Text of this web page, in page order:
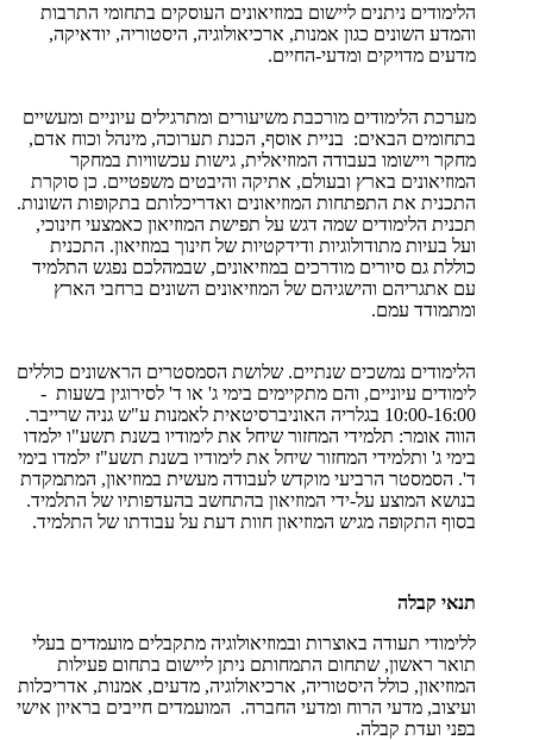
הלימודים ניתנים ליישום במוזיאונים העוסקים בתחומי התרבות
והמדע השונים כגון אמנות, ארכיאולוגיה, היסטוריה, יודאיקה,
מדעים מדויקים ומדעי-החיים.
מערכת הלימודים מורכבת משיעורים ומתרגילים עיוניים ומעשיים
בתחומים הבאים: בניית אוסף, הכנת תערוכה, מינהל וכוח אדם,
מחקר ויישומו בעבודה המוזיאלית, גישות עכשוויות במחקר
המוזיאונים בארץ ובעולם, אתיקה והיבטים משפטיים. כן סוקרת
התכנית את התפתחות המוזיאונים ואדריכלותם בתקופות השונות.
תכנית הלימודים שמה דגש על תפישת המוזיאון כאמצעי חינוכי,
ועל בעיות מתודולוגיות ודידקטיות של חינוך במוזיאון. התכנית
כוללת גם סיורים מודרכים במוזיאונים, שבמהלכם נפגש התלמיד
עם אתגריהם והישגיהם של המוזיאונים השונים ברחבי הארץ
ומתמודד עמם.
הלימודים נמשכים שנתיים. שלושת הסמסטרים הראשונים כוללים
לימודים עיוניים, והם מתקיימים בימי ג' או ד' לסירוגין בשעות -
10:00-16:00 בגלריה האוניברסיטאית לאמנות ע"ש גניה שרייבר.
הווה אומר: תלמידי המחזור שיחל את לימודיו בשנת תשע"ו ילמדו
בימי ג' ותלמידי המחזור שיחל את לימודיו בשנת תשע"ז ילמדו בימי
ד'. הסמסטר הרביעי מוקדש לעבודה מעשית במוזיאון, המתמקדת
בנושא המוצע על-ידי המוזיאון בהתחשב בהעדפותיו של התלמיד.
בסוף התקופה מגיש המוזיאון חוות דעת על עבודתו של התלמיד.
תנאי קבלה
ללימודי תעודה באוצרות ובמוזיאולוגיה מתקבלים מועמדים בעלי
תואר ראשון, שתחום התמחותם ניתן ליישום בתחום פעילות
המוזיאון, כולל היסטוריה, ארכיאולוגיה, מדעים, אמנות, אדריכלות
ועיצוב, מדעי הרוח ומדעי החברה. המועמדים חייבים בראיון אישי
בפני ועדת קבלה.